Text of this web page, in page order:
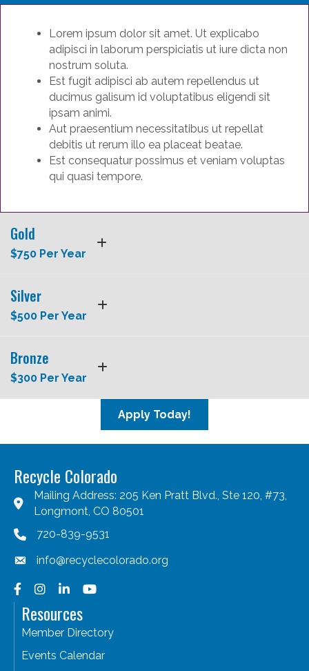
Lorem ipsum dolor sit amet. Ut explicabo
adipisci in laborum perspiciatis ut iure dicta non
nostrum soluta.
Est fugit adipisci ab autem repellendus ut
ducimus galisum id voluptatibus eligendi sit
ipsam animi.
Aut praesentium necessitatibus ut repellat
debitis ut rerum illo ea placeat beatae.
Est consequatur possimus et veniam voluptas
qui quasi tempore.
Gold
$750 Per Year
Silver
$500 Per Year
Bronze
$300 Per Year
Apply Today!
Recycle Colorado
Mailing Address: 205 Ken Pratt Blvd., Ste 120, #73,
Longmont, CO 80501
720-839-9531
info@recyclecolorado.org
Facebook
Instagram
LinkedInYouTube
Resources
Member Directory
Events Calendar